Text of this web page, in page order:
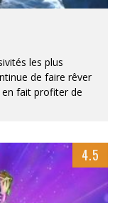
les plus
de faire rêver
en fait profiter de
4.5